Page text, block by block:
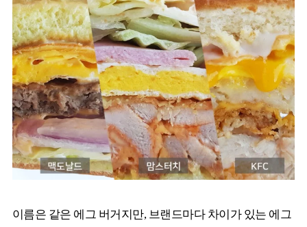
이름은 같은 에그 버거지만, 브랜드마다 차이가 있는 에그